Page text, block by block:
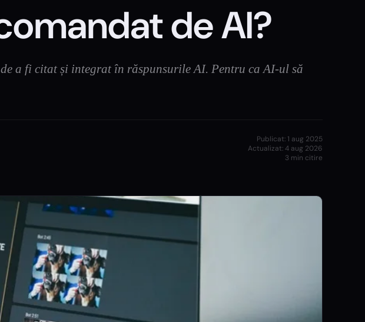
de AI?
a fi citat și integrat în răspunsurile AI. Pentru ca AI-ul să
Publicat:1 aug 2025
Actualizat:4 aug 2026
3 min citire